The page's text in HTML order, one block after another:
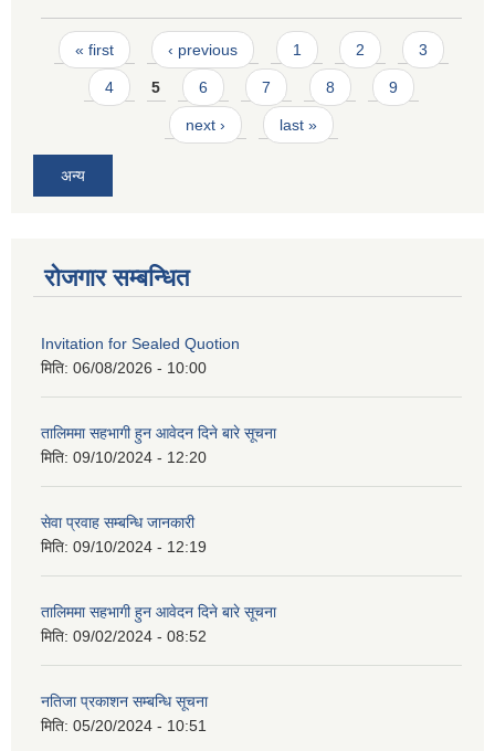
Pages
« first ‹ previous 1 2 3
4 5 6 7 8 9
next › last »
अन्य
रोजगार सम्बन्धित
Invitation for Sealed Quotion
मिति: 06/08/2026 - 10:00
तालिममा सहभागी हुन आवेदन दिने बारे सूचना
मिति: 09/10/2024 - 12:20
सेवा प्रवाह सम्बन्धि जानकारी
मिति: 09/10/2024 - 12:19
तालिममा सहभागी हुन आवेदन दिने बारे सूचना
मिति: 09/02/2024 - 08:52
नतिजा प्रकाशन सम्बन्धि सूचना
मिति: 05/20/2024 - 10:51